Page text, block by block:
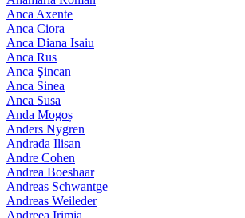
Anca Axente
Anca Ciora
Anca Diana Isaiu
Anca Rus
Anca Şincan
Anca Sinea
Anca Susa
Anda Mogoș
Anders Nygren
Andrada Ilisan
Andre Cohen
Andrea Boeshaar
Andreas Schwantge
Andreas Weileder
Andreea Irimia